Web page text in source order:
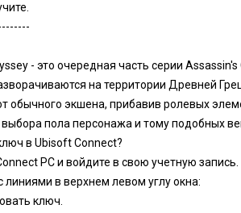
- это очередная часть серии Assassin's
на территории Древней
обычного экшена, прибавив ролевых
пола персонажа и тому подобных
в Ubisoft Connect?
PC и войдите в свою учетную запись.
линиями в верхнем левом углу окна:
ключ.